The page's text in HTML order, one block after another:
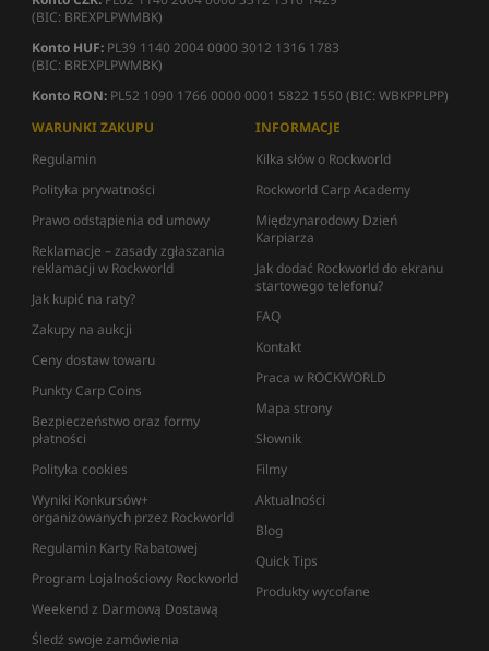
(BIC: BREXPLPWMBK)
Konto HUF: PL39 1140 2004 0000 3012 1316 1783
(BIC: BREXPLPWMBK)
Konto RON: PL52 1090 1766 0000 0001 5822 1550 (BIC: WBKPPLPP)
WARUNKI ZAKUPU
Regulamin
Polityka prywatności
Prawo odstąpienia od umowy
Reklamacje – zasady zgłaszania
reklamacji w Rockworld
Jak kupić na raty?
Zakupy na aukcji
Ceny dostaw towaru
Punkty Carp Coins
Bezpieczeństwo oraz formy
płatności
Polityka cookies
Wyniki Konkursów+
organizowanych przez Rockworld
Regulamin Karty Rabatowej
Program Lojalnościowy Rockworld
Weekend z Darmową Dostawą
Śledź swoje zamówienia
INFORMACJE
Kilka słów o Rockworld
Rockworld Carp Academy
Międzynarodowy Dzień
Karpiarza
Jak dodać Rockworld do ekranu
startowego telefonu?
FAQ
Kontakt
Praca w ROCKWORLD
Mapa strony
Słownik
Filmy
Aktualności
Blog
Quick Tips
Produkty wycofane